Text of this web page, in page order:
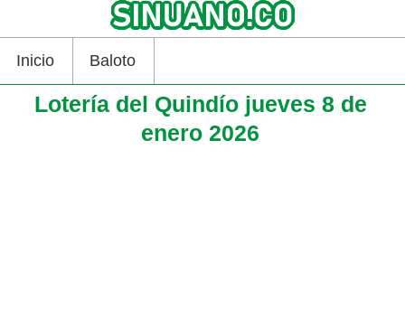
Inicio Baloto
Lotería del Quindío jueves 8 de
enero 2026